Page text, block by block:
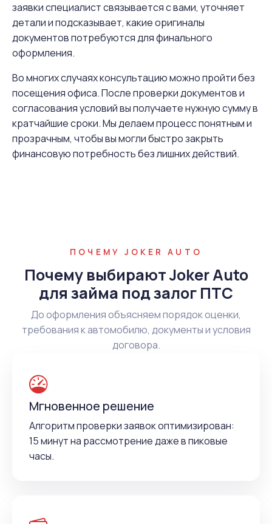
заявки специалист связывается с вами, уточняет
детали и подсказывает, какие оригиналы
документов потребуются для финального
оформления.
Во многих случаях консультацию можно пройти без
посещения офиса. После проверки документов и
согласования условий вы получаете нужную сумму в
кратчайшие сроки. Мы делаем процесс понятным и
прозрачным, чтобы вы могли быстро закрыть
финансовую потребность без лишних действий.
ПОЧЕМУ JOKER AUTO
Почему выбирают Joker Auto
для займа под залог ПТС
До оформления объясняем порядок оценки,
требования к автомобилю, документы и условия
договора.
Мгновенное решение
Алгоритм проверки заявок оптимизирован:
15 минут на рассмотрение даже в пиковые
часы.